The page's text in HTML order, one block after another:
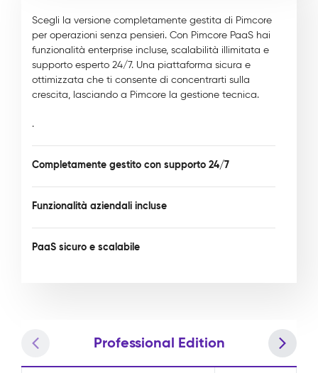
Scegli la versione completamente gestita di Pimcore
per operazioni senza pensieri. Con Pimcore PaaS hai
funzionalità enterprise incluse, scalabilità illimitata e
supporto esperto 24/7. Una piattaforma sicura e
ottimizzata che ti consente di concentrarti sulla
crescita, lasciando a Pimcore la gestione tecnica.
.
Completamente gestito con supporto 24/7
Funzionalità aziendali incluse
PaaS sicuro e scalabile
Professional Edition